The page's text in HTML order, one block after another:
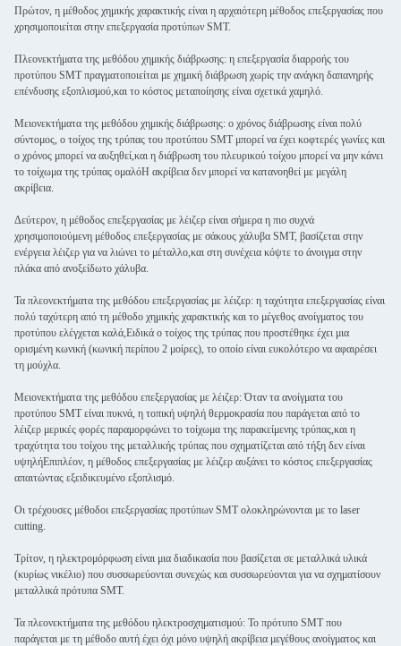
Πρώτον, η μέθοδος χημικής χαρακτικής είναι η αρχαιότερη μέθοδος επεξεργασίας που
χρησιμοποιείται στην επεξεργασία προτύπων SMT.
Πλεονεκτήματα της μεθόδου χημικής διάβρωσης: η επεξεργασία διαρροής του
προτύπου SMT πραγματοποιείται με χημική διάβρωση χωρίς την ανάγκη δαπανηρής
επένδυσης εξοπλισμού,και το κόστος μεταποίησης είναι σχετικά χαμηλό.
Μειονεκτήματα της μεθόδου χημικής διάβρωσης: ο χρόνος διάβρωσης είναι πολύ
σύντομος, ο τοίχος της τρύπας του προτύπου SMT μπορεί να έχει κοφτερές γωνίες και
ο χρόνος μπορεί να αυξηθεί,και η διάβρωση του πλευρικού τοίχου μπορεί να μην κάνει
το τοίχωμα της τρύπας ομαλόΗ ακρίβεια δεν μπορεί να κατανοηθεί με μεγάλη
ακρίβεια.
Δεύτερον, η μέθοδος επεξεργασίας με λέιζερ είναι σήμερα η πιο συχνά
χρησιμοποιούμενη μέθοδος επεξεργασίας με σάκους χάλυβα SMT, βασίζεται στην
ενέργεια λέιζερ για να λιώνει το μέταλλο,και στη συνέχεια κόψτε το άνοιγμα στην
πλάκα από ανοξείδωτο χάλυβα.
Τα πλεονεκτήματα της μεθόδου επεξεργασίας με λέιζερ: η ταχύτητα επεξεργασίας είναι
πολύ ταχύτερη από τη μέθοδο χημικής χαρακτικής και το μέγεθος ανοίγματος του
προτύπου ελέγχεται καλά,Ειδικά ο τοίχος της τρύπας που προστέθηκε έχει μια
ορισμένη κωνική (κωνική περίπου 2 μοίρες), το οποίο είναι ευκολότερο να αφαιρέσει
τη μούχλα.
Μειονεκτήματα της μεθόδου επεξεργασίας με λέιζερ: Όταν τα ανοίγματα του
προτύπου SMT είναι πυκνά, η τοπική υψηλή θερμοκρασία που παράγεται από το
λέιζερ μερικές φορές παραμορφώνει το τοίχωμα της παρακείμενης τρύπας,και η
τραχύτητα του τοίχου της μεταλλικής τρύπας που σχηματίζεται από τήξη δεν είναι
υψηλήΕπιπλέον, η μέθοδος επεξεργασίας με λέιζερ αυξάνει το κόστος επεξεργασίας
απαιτώντας εξειδικευμένο εξοπλισμό.
Οι τρέχουσες μέθοδοι επεξεργασίας προτύπων SMT ολοκληρώνονται με το laser
cutting.
Τρίτον, η ηλεκτρομόρφωση είναι μια διαδικασία που βασίζεται σε μεταλλικά υλικά
(κυρίως νικέλιο) που συσσωρεύονται συνεχώς και συσσωρεύονται για να σχηματίσουν
μεταλλικά πρότυπα SMT.
Τα πλεονεκτήματα της μεθόδου ηλεκτροσχηματισμού: Το πρότυπο SMT που
παράγεται με τη μέθοδο αυτή έχει όχι μόνο υψηλή ακρίβεια μεγέθους ανοίγματος και